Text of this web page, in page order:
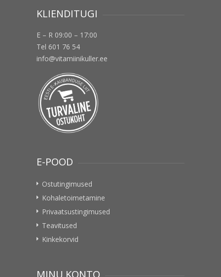
KLIENDITUGI
E – R 09:00 – 17:00
Tel 601 76 54
info@vitamiinikuller.ee
E-POOD
Ostutingimused
Kohaletoimetamine
Privaatsustingimused
Teavitused
Kinkekorvid
MINU KONTO